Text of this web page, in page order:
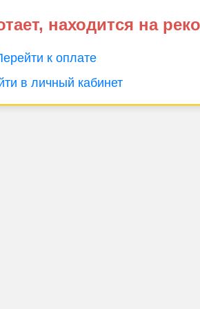
находится на
к оплате
в личный кабинет